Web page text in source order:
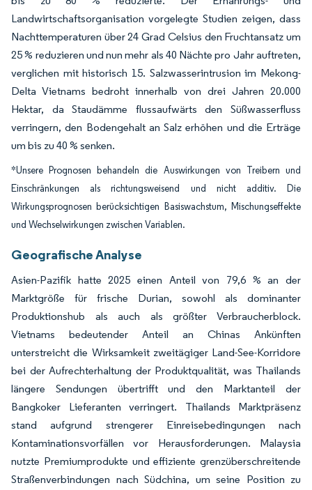
Landwirtschaftsorganisation vorgelegte Studien zeigen, dass
Nachttemperaturen über 24 Grad Celsius den Fruchtansatz um
25 % reduzieren und nun mehr als 40 Nächte pro Jahr auftreten,
verglichen mit historisch 15. Salzwasserintrusion im Mekong-
Delta Vietnams bedroht innerhalb von drei Jahren 20.000
Hektar, da Staudämme flussaufwärts den Süßwasserfluss
verringern, den Bodengehalt an Salz erhöhen und die Erträge
um bis zu 40 % senken.
*Unsere Prognosen behandeln die Auswirkungen von Treibern und
Einschränkungen als richtungsweisend und nicht additiv. Die
Wirkungsprognosen berücksichtigen Basiswachstum, Mischungseffekte
und Wechselwirkungen zwischen Variablen.
Geografische Analyse
Asien-Pazifik hatte 2025 einen Anteil von 79,6 % an der
Marktgröße für frische Durian, sowohl als dominanter
Produktionshub als auch als größter Verbraucherblock.
Vietnams bedeutender Anteil an Chinas Ankünften
unterstreicht die Wirksamkeit zweitägiger Land-See-Korridore
bei der Aufrechterhaltung der Produktqualität, was Thailands
längere Sendungen übertrifft und den Marktanteil der
Bangkoker Lieferanten verringert. Thailands Marktpräsenz
stand aufgrund strengerer Einreisebedingungen nach
Kontaminationsvorfällen vor Herausforderungen. Malaysia
nutzte Premiumprodukte und effiziente grenzüberschreitende
Straßenverbindungen nach Südchina, um seine Position zu